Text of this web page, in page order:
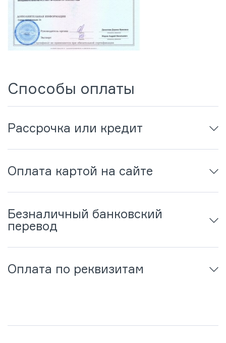
Способы оплаты
Рассрочка или кредит
Оплата картой на сайте
Безналичный банковский
перевод
Оплата по реквизитам